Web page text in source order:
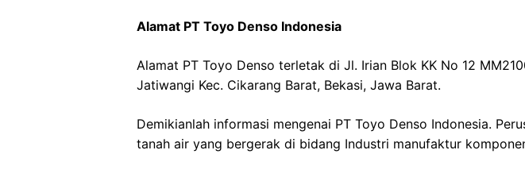
Alamat PT Toyo Denso Indonesia
Alamat PT Toyo Denso terletak di Jl. Irian Blok KK No 12
Jatiwangi Kec. Cikarang Barat, Bekasi, Jawa Barat.
Demikianlah informasi mengenai PT Toyo Denso Indonesia.
tanah air yang bergerak di bidang Industri manufaktur